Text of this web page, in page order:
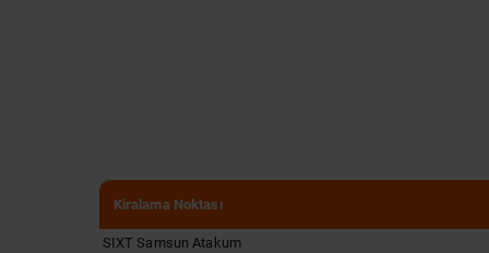
Kiralama Noktası
SIXT Samsun Atakum